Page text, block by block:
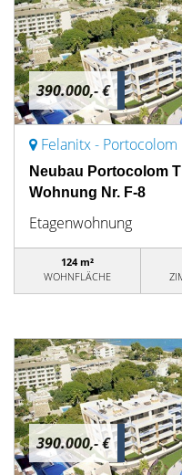
390.000,- €
Felanitx - Portocolom
Neubau Portocolom
Wohnung Nr. F-8
Etagenwohnung
124 m²
WOHNFLÄCHE
390.000,- €